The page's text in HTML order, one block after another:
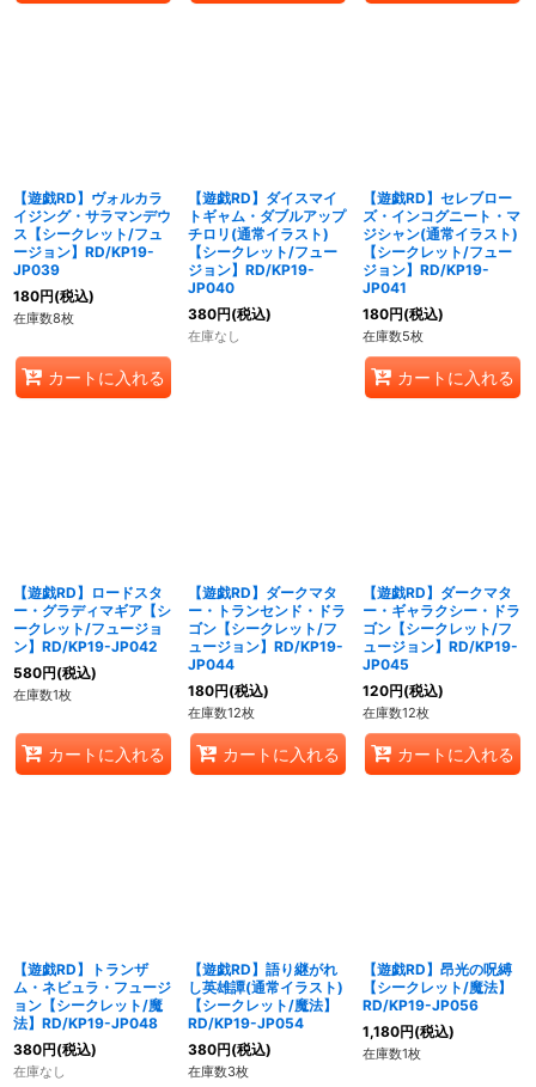
【遊戯RD】ヴォルカラ
イジング・サラマンデウ
ス【シークレット/フュ
ージョン】RD/KP19-
JP039
180円(税込)
在庫数8枚
カートに入れる
【遊戯RD】ダイスマイ
トギャム・ダブルアップ
チロリ(通常イラスト)
【シークレット/フュー
ジョン】RD/KP19-
JP040
380円(税込)
在庫なし
【遊戯RD】セレブロー
ズ・インコグニート・マ
ジシャン(通常イラスト)
【シークレット/フュー
ジョン】RD/KP19-
JP041
180円(税込)
在庫数5枚
カートに入れる
【遊戯RD】ロードスタ
ー・グラディマギア【シ
ークレット/フュージョ
ン】RD/KP19-JP042
580円(税込)
在庫数1枚
カートに入れる
【遊戯RD】ダークマタ
ー・トランセンド・ドラ
ゴン【シークレット/フ
ュージョン】RD/KP19-
JP044
180円(税込)
在庫数12枚
カートに入れる
【遊戯RD】ダークマタ
ー・ギャラクシー・ドラ
ゴン【シークレット/フ
ュージョン】RD/KP19-
JP045
120円(税込)
在庫数12枚
カートに入れる
【遊戯RD】トランザ
ム・ネビュラ・フュージ
ョン【シークレット/魔
法】RD/KP19-JP048
380円(税込)
在庫なし
【遊戯RD】語り継がれ
し英雄譚(通常イラスト)
【シークレット/魔法】
RD/KP19-JP054
380円(税込)
在庫数3枚
【遊戯RD】昂光の呪縛
【シークレット/魔法】
RD/KP19-JP056
1,180円(税込)
在庫数1枚